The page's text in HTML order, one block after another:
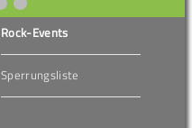
Rock-Events
Sperrungsliste